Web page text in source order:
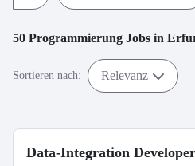
50 Programmierung Jobs in
Sortieren nach: Relevanz
Data-Integration